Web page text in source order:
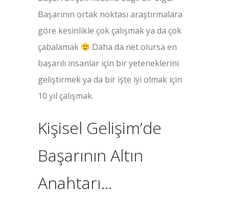
Başarının ortak noktası araştırmalara
göre kesinlikle çok çalışmak ya da çok
çabalamak
Daha da net olursa en
başarılı insanlar için bir yeteneklerini
geliştirmek ya da bir işte iyi olmak için
10 yıl çalışmak.
Kişisel Gelişim’de
Başarının Altın
Anahtarı…